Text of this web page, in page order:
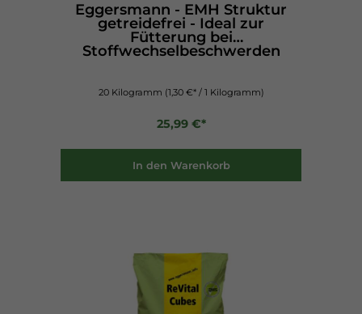
Eggersmann - EMH Struktur
getreidefrei - Ideal zur
Fütterung bei
Stoffwechselbeschwerden
20 Kilogramm (1,30 €* / 1 Kilogramm)
25,99 €*
In den Warenkorb